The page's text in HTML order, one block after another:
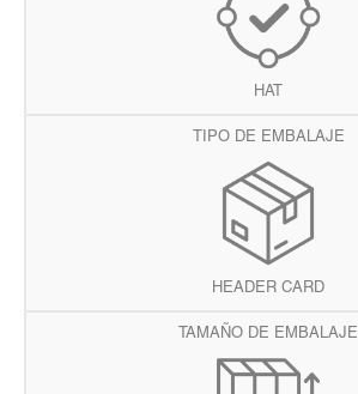
HAT
TIPO DE EMBALAJE
HEADER CARD
TAMAÑO DE EMBALAJE